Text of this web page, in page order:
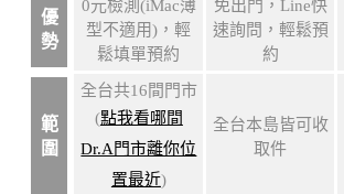
優
勢
0元檢測(iMac薄
型不適用)，輕
鬆填單預約
免出門，Line快
速詢問，輕鬆預
約
範
圍
全台共16間門市
(點我看哪間
Dr.A門市離你位
置最近)
全台本島皆可收
取件